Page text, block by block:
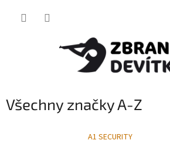
Všechny značky A-Z
A1 SECURITY